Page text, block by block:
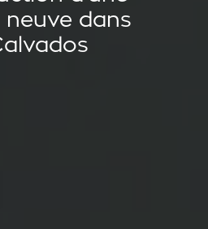
neuve dans